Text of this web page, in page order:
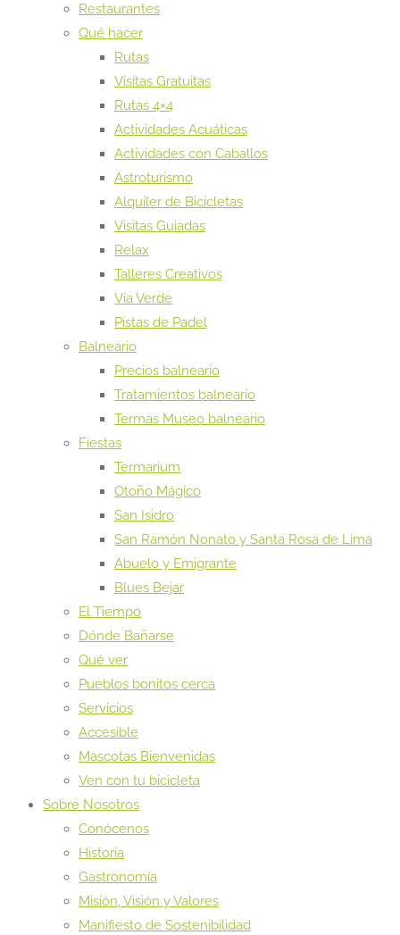
Restaurantes
Qué hacer
Rutas
Visitas Gratuitas
Rutas 4×4
Actividades Acuáticas
Actividades con Caballos
Astroturismo
Alquiler de Bicicletas
Visitas Guiadas
Relax
Talleres Creativos
Vía Verde
Pistas de Padel
Balneario
Precios balneario
Tratamientos balneario
Termas Museo balneario
Fiestas
Termarium
Otoño Mágico
San Isidro
San Ramón Nonato y Santa Rosa de Lima
Abuelo y Emigrante
Blues Bejar
El Tiempo
Dónde Bañarse
Qué ver
Pueblos bonitos cerca
Servicios
Accesible
Mascotas Bienvenidas
Ven con tu bicicleta
Sobre Nosotros
Conócenos
Historia
Gastronomía
Misión, Visión y Valores
Manifiesto de Sostenibilidad